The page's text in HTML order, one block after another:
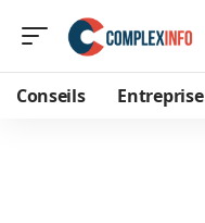
Conseils Entreprise